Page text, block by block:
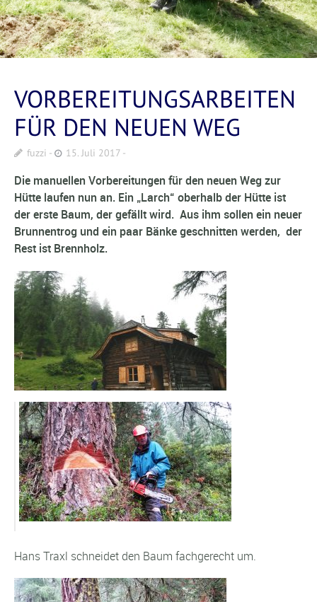
VORBEREITUNGSARBEITEN
FÜR DEN NEUEN WEG
fuzzi 15. Juli 2017
Die manuellen Vorbereitungen für den neuen Weg zur
Hütte laufen nun an. Ein „Larch“ oberhalb der Hütte ist
der erste Baum, der gefällt wird. Aus ihm sollen ein neuer
Brunnentrog und ein paar Bänke geschnitten werden, der
Rest ist Brennholz.
Hans Traxl schneidet den Baum fachgerecht um.